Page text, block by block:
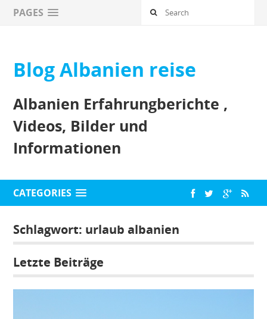
PAGES
Blog Albanien reise
Albanien Erfahrungberichte ,
Videos, Bilder und
Informationen
CATEGORIES
Schlagwort: urlaub albanien
Letzte Beiträge